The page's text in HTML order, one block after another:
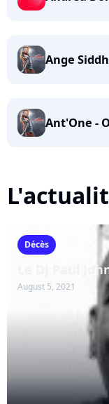
Ange
Ant'One -
Décès
Le DJ Paul
August 5, 2021